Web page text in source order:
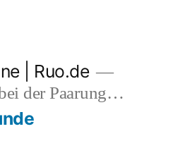
| Ruo.de
der Paarung…